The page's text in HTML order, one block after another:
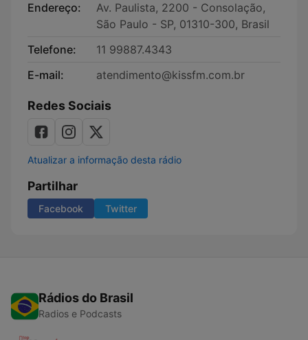
Endereço:
Av. Paulista, 2200 - Consolação,
São Paulo - SP, 01310-300, Brasil
Telefone:
11 99887.4343
E-mail:
atendimento@kissfm.com.br
Redes Sociais
Atualizar a informação desta rádio
Partilhar
Facebook Twitter
Rádios do Brasil
Radios e Podcasts